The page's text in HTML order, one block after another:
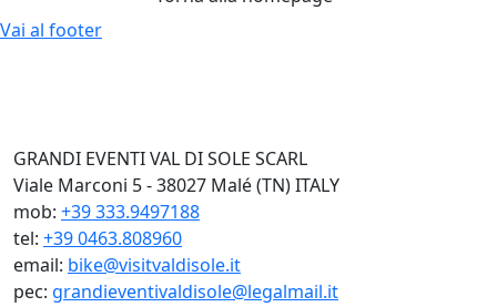
Vai al footer
GRANDI EVENTI VAL DI SOLE SCARL
Viale Marconi 5 - 38027 Malé (TN) ITALY
mob: +39 333.9497188
tel: +39 0463.808960
email: bike@visitvaldisole.it
pec: grandieventivaldisole@legalmail.it